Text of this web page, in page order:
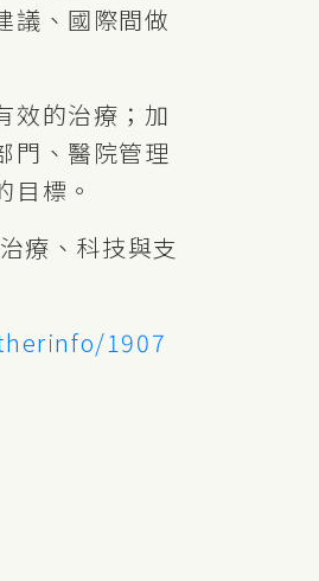
議、國際間做
效的治療；加
門、醫院管理
標。
療、科技與支
1907